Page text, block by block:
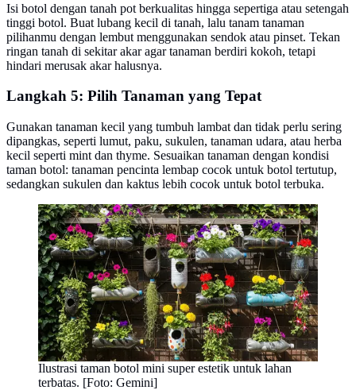
Isi botol dengan tanah pot berkualitas hingga sepertiga atau setengah
tinggi botol. Buat lubang kecil di tanah, lalu tanam tanaman
pilihanmu dengan lembut menggunakan sendok atau pinset. Tekan
ringan tanah di sekitar akar agar tanaman berdiri kokoh, tetapi
hindari merusak akar halusnya.
Langkah 5: Pilih Tanaman yang Tepat
Gunakan tanaman kecil yang tumbuh lambat dan tidak perlu sering
dipangkas, seperti lumut, paku, sukulen, tanaman udara, atau herba
kecil seperti mint dan thyme. Sesuaikan tanaman dengan kondisi
taman botol: tanaman pencinta lembap cocok untuk botol tertutup,
sedangkan sukulen dan kaktus lebih cocok untuk botol terbuka.
Ilustrasi taman botol mini super estetik untuk lahan
terbatas. [Foto: Gemini]